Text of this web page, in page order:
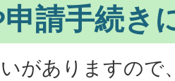
請手続き
がありますので